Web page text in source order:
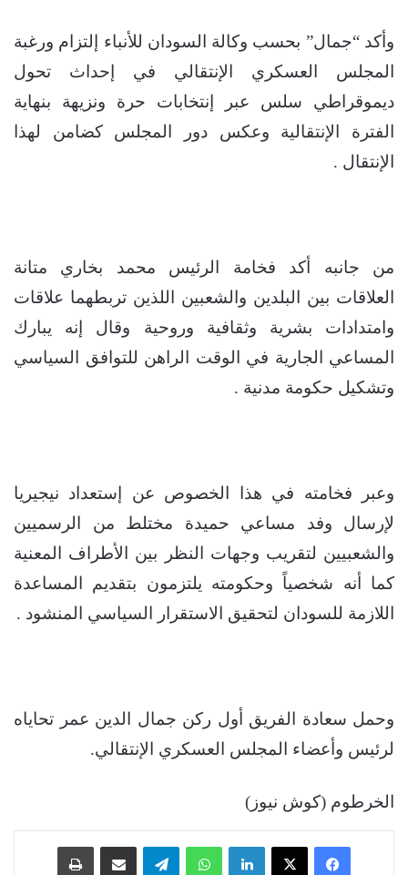
وأكد “جمال” بحسب وكالة السودان للأنباء إلتزام ورغبة
المجلس العسكري الإنتقالي في إحداث تحول
ديموقراطي سلس عبر إنتخابات حرة ونزيهة بنهاية
الفترة الإنتقالية وعكس دور المجلس كضامن لهذا
الإنتقال .
من جانبه أكد فخامة الرئيس محمد بخاري متانة
العلاقات بين البلدين والشعبين اللذين تربطهما علاقات
وامتدادات بشرية وثقافية وروحية وقال إنه يبارك
المساعي الجارية في الوقت الراهن للتوافق السياسي
وتشكيل حكومة مدنية .
وعبر فخامته في هذا الخصوص عن إستعداد نيجيريا
لإرسال وفد مساعي حميدة مختلط من الرسميين
والشعبيين لتقريب وجهات النظر بين الأطراف المعنية
كما أنه شخصياً وحكومته يلتزمون بتقديم المساعدة
اللازمة للسودان لتحقيق الاستقرار السياسي المنشود .
وحمل سعادة الفريق أول ركن جمال الدين عمر تحاياه
لرئيس وأعضاء المجلس العسكري الإنتقالي.
الخرطوم (كوش نيوز)
فيسبوك ‫X لينكدإن واتساب تيلقرام